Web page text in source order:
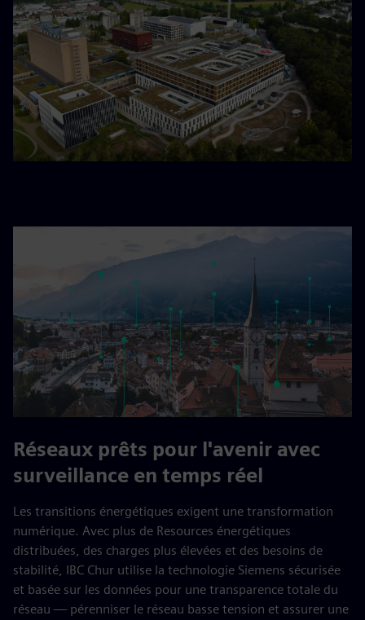
Réseaux prêts pour l'avenir avec
surveillance en temps réel
Les transitions énergétiques exigent une transformation
numérique. Avec plus de Resources énergétiques
distribuées, des charges plus élevées et des besoins de
stabilité, IBC Chur utilise la technologie Siemens sécurisée
et basée sur les données pour une transparence totale du
réseau — pérenniser le réseau basse tension et assurer une